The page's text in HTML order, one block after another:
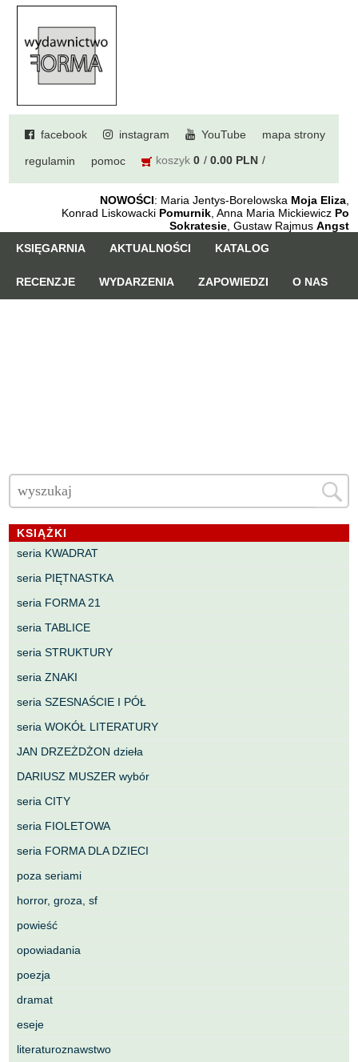
facebook instagram YouTube mapa strony
regulamin pomoc koszyk 0 0.00 PLN
NOWOŚCI: Maria Jentys-Borelowska Moja Eliza,
Konrad Liskowacki Pomurnik, Anna Maria Mickiewicz Po
Sokratesie, Gustaw Rajmus Angst
KSIĘGARNIA
AKTUALNOŚCI KATALOG
RECENZJE WYDARZENIA ZAPOWIEDZI O NAS
KSIĄŻKI
seria KWADRAT
seria PIĘTNASTKA
seria FORMA 21
seria TABLICE
seria STRUKTURY
seria ZNAKI
seria SZESNAŚCIE I PÓŁ
seria WOKÓŁ LITERATURY
JAN DRZEŻDŻON dzieła
DARIUSZ MUSZER wybór
seria CITY
seria FIOLETOWA
seria FORMA DLA DZIECI
poza seriami
horror, groza, sf
powieść
opowiadania
poezja
dramat
eseje
literaturoznawstwo